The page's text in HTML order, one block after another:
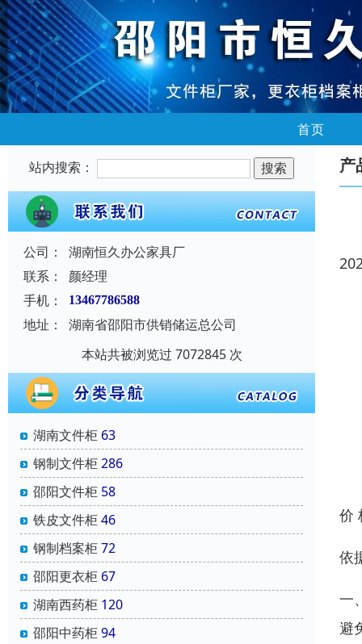
首页
站内搜索：
公司：
湖南恒久办公家具厂
联系：
颜经理
手机：
13467786588
地址：
湖南省邵阳市供销储运总公司
本站共被浏览过 7072845 次
湖南文件柜 63
钢制文件柜286
邵阳文件柜 58
铁皮文件柜46
钢制档案柜72
邵阳更衣柜 67
湖南西药柜 120
邵阳中药柜94
产
价
依
一
避